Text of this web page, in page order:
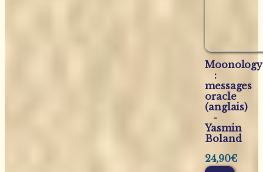
Moonology
:
messages
oracle
(anglais)
-
Yasmin
Boland
24,90€